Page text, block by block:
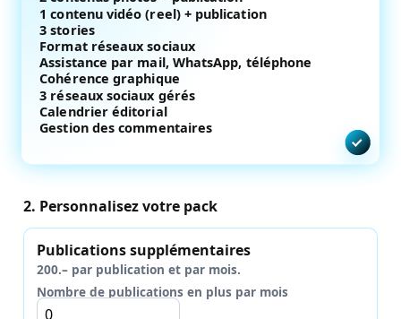
1 contenu vidéo (reel) + publication
3 stories
Format réseaux sociaux
Assistance par mail, WhatsApp, téléphone
Cohérence graphique
3 réseaux sociaux gérés
Calendrier éditorial
Gestion des commentaires
2. Personnalisez votre pack
Publications supplémentaires
200.– par publication et par mois.
Nombre de publications en plus par mois